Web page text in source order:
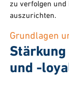
zu verfolgen und
auszurichten.
Grundlagen
und -